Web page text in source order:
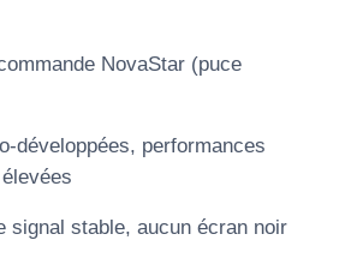
NovaStar (puce
développées, performances
signal stable, aucun écran noir